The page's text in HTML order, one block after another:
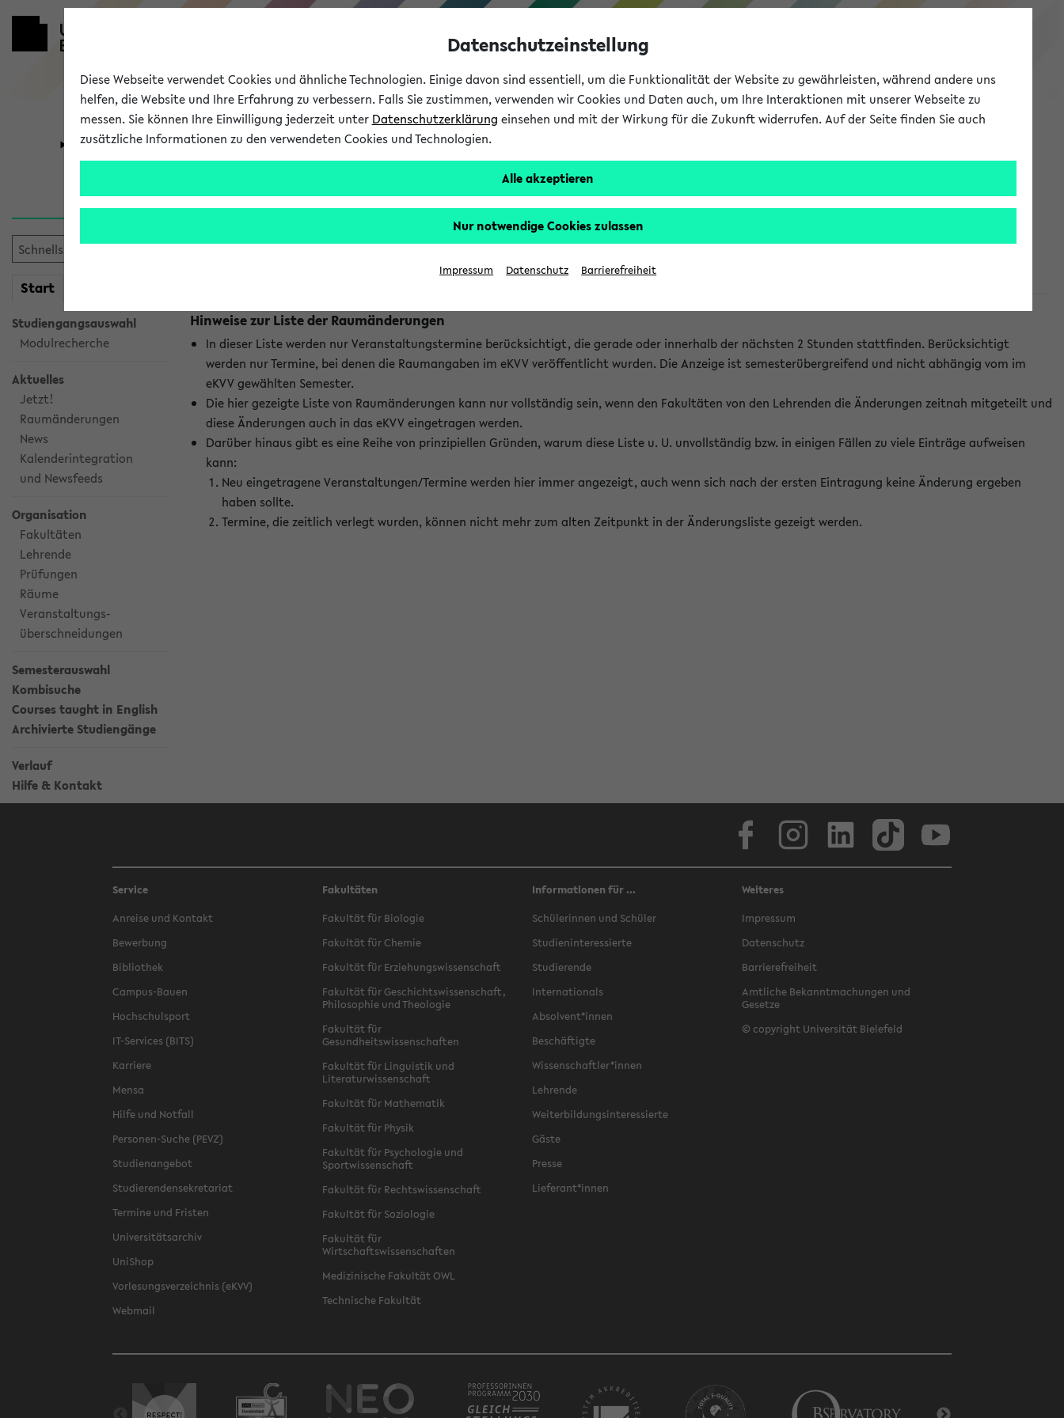
eKVV
Universität Forschung Studium
Start
Studiengangsauswahl
Modulrecherche
Aktuelles
Jetzt!
Raumänderungen
News
Kalenderintegration
und Newsfeeds
Organisation
Fakultäten
Lehrende
Prüfungen
Räume
Veranstaltungs-
überschneidungen
Semesterauswahl
Kombisuche
Courses taught in English
Archivierte Studiengänge
Verlauf
Hilfe & Kontakt
Raumänderungen
Hinweise zur Liste der Raumänderungen
In dieser Liste werden nur Veranstaltungstermine berücksichtigt, die gerade oder innerhalb der nächsten 2 Stunden stattfinden. Berücksichtigt
werden nur Termine, bei denen die Raumangaben im eKVV veröffentlicht wurden. Die Anzeige ist semesterübergreifend und nicht abhängig vom im
eKVV gewählten Semester.
Die hier gezeigte Liste von Raumänderungen kann nur vollständig sein, wenn den Fakultäten von den Lehrenden die Änderungen zeitnah mitgeteilt und
diese Änderungen auch in das eKVV eingetragen werden.
Darüber hinaus gibt es eine Reihe von prinzipiellen Gründen, warum diese Liste u. U. unvollständig bzw. in einigen Fällen zu viele Einträge aufweisen
kann:
Neu eingetragene Veranstaltungen/Termine werden hier immer angezeigt, auch wenn sich nach der ersten Eintragung keine Änderung ergeben
haben sollte.
Termine, die zeitlich verlegt wurden, können nicht mehr zum alten Zeitpunkt in der Änderungsliste gezeigt werden.
Service
Anreise und Kontakt
Bewerbung
Bibliothek
Campus-Bauen
Hochschulsport
IT-Services (BITS)
Karriere
Mensa
Hilfe und Notfall
Personen-Suche (PEVZ)
Studienangebot
Studierendensekretariat
Termine und Fristen
Universitätsarchiv
UniShop
Vorlesungsverzeichnis (eKVV)
Webmail
Fakultäten
Fakultät für Biologie
Fakultät für Chemie
Fakultät für Erziehungswissenschaft
Fakultät für Geschichtswissenschaft,
Philosophie und Theologie
Fakultät für
Gesundheitswissenschaften
Fakultät für Linguistik und
Literaturwissenschaft
Fakultät für Mathematik
Fakultät für Physik
Fakultät für Psychologie und
Sportwissenschaft
Fakultät für Rechtswissenschaft
Fakultät für Soziologie
Fakultät für
Wirtschaftswissenschaften
Medizinische Fakultät OWL
Technische Fakultät
Informationen für ...
Schülerinnen und Schüler
Studieninteressierte
Studierende
Internationals
Absolvent*innen
Beschäftigte
Wissenschaftler*innen
Lehrende
Weiterbildungsinteressierte
Gäste
Presse
Lieferant*innen
Weiteres
Impressum
Datenschutz
Barrierefreiheit
Amtliche Bekanntmachungen und
Gesetze
© copyright Universität Bielefeld
Datenschutzeinstellung
Diese Webseite verwendet Cookies und ähnliche Technologien. Einige davon sind essentiell, um die Funktionalität der Website zu gewährleisten, während andere uns
helfen, die Website und Ihre Erfahrung zu verbessern. Falls Sie zustimmen, verwenden wir Cookies und Daten auch, um Ihre Interaktionen mit unserer Webseite zu
messen. Sie können Ihre Einwilligung jederzeit unter Datenschutzerklärung einsehen und mit der Wirkung für die Zukunft widerrufen. Auf der Seite finden Sie auch
zusätzliche Informationen zu den verwendeten Cookies und Technologien.
Alle akzeptieren
Nur notwendige Cookies zulassen
Impressum Datenschutz Barrierefreiheit